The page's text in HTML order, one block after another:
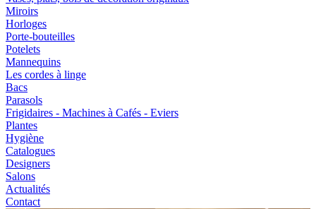
Miroirs
Horloges
Porte-bouteilles
Potelets
Mannequins
Les cordes à linge
Bacs
Parasols
Frigidaires - Machines à Cafés - Eviers
Plantes
Hygiène
Catalogues
Designers
Salons
Actualités
Contact